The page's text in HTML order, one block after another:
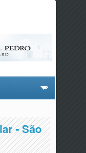
- São